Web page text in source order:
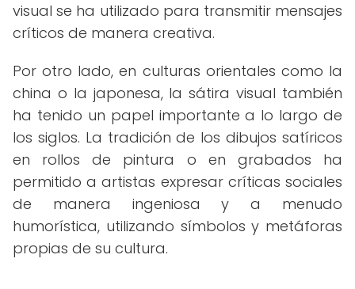
visual se ha utilizado para transmitir mensajes
críticos de manera creativa.
Por otro lado, en culturas orientales como la
china o la japonesa, la sátira visual también
ha tenido un papel importante a lo largo de
los siglos. La tradición de los dibujos satíricos
en rollos de pintura o en grabados ha
permitido a artistas expresar críticas sociales
de manera ingeniosa y a menudo
humorística, utilizando símbolos y metáforas
propias de su cultura.